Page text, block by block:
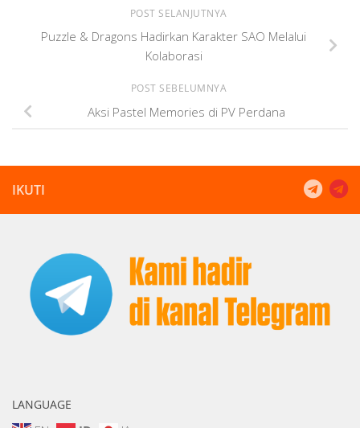
POST SELANJUTNYA
Puzzle & Dragons Hadirkan Karakter SAO Melalui
Kolaborasi
POST SEBELUMNYA
Aksi Pastel Memories di PV Perdana
IKUTI
LANGUAGE